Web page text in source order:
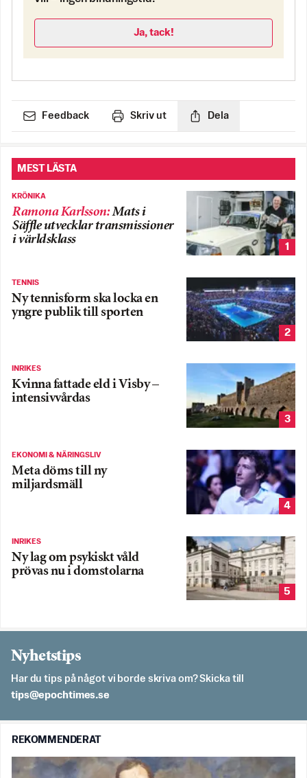
Ja, tack!
Feedback Skriv ut Dela
MEST LÄSTA
KRÖNIKA
Ramona Karlsson:Mats i
Säffle utvecklar transmissioner
i världsklass
1
TENNIS
Ny tennisform ska locka en
yngre publik till sporten
2
INRIKES
Kvinna fattade eld i Visby –
intensivvårdas
3
EKONOMI & NÄRINGSLIV
Meta döms till ny
miljardsmäll
4
INRIKES
Ny lag om psykiskt våld
prövas nu i domstolarna
5
Nyhetstips
Har du tips på något vi borde skriva om? Skicka till
es.semithcope@spit
REKOMMENDERAT